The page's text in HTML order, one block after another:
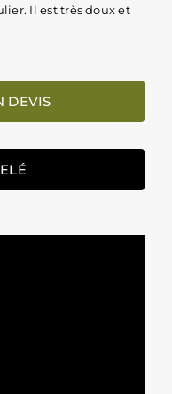
Il est très doux et
DEVIS